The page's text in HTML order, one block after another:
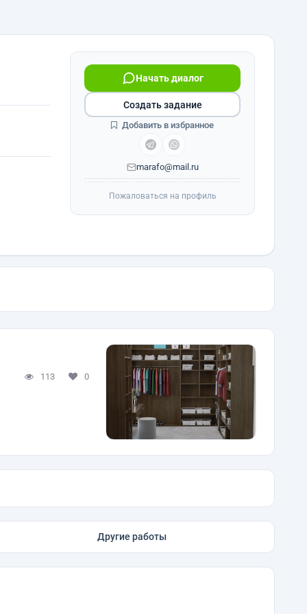
Начать диалог
marafo@mail.ru
Создать задание
Добавить в избранное
Пожаловаться на профиль
113 0
Другие работы